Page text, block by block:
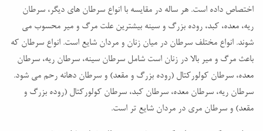
اختصاص داده است. هر ساله در مقایسه با انواع سرطان های دیگر، سرطان
ریه، معده، کبد، روده بزرگ و سینه بیشترین علت مرگ و میر محسوب می
شوند. انواع مختلف سرطان در میان زنان و مردان شایع است. انواع سرطان که
باعث مرگ و میر بالا در زنان است شامل سرطان سینه، سرطان ریه، سرطان
معده، سرطان کولورکتال (روده بزرگ و مقعد) و سرطان دهانه رحم می شود.
سرطان ریه، سرطان معده، سرطان کبد، سرطان کولورکتال (روده بزرگ و
مقعد) و سرطان مری در مردان شایع تر است.